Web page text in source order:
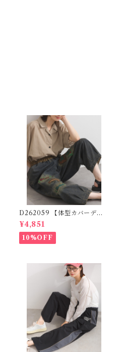
D262059 【体型カバーデニ
ムシリーズ】 パッチワークロ
ゴデニムパンツ / Patchwork
Logo Denim Pants
¥4,851
10%OFF